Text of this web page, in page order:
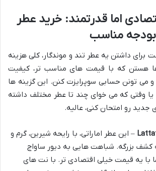
اما قدرتمند: خرید عطر
بودجه مناسب
برای داشتن یه عطر تند و موندگار، کلی هزینه
هستن که با قیمت های مناسب تر، کیفیت
و می تونن حسابی سوپرایزت کنن. این گزینه ها
یا وقتی که می خوای چند تا عطر مختلف داشته
جدید رو امتحان کنی، عالیه.
– این عطر اماراتی، با رایحه شیرین، گرم و
کشف بزرگه. شباهت هایی به دیور ساواج
با یه قیمت خیلی اقتصادی تر. با نت های